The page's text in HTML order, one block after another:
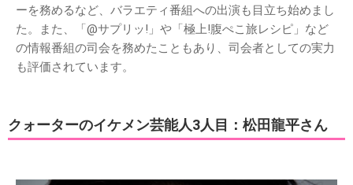
ーを務めるなど、バラエティ番組への出演も目立ち始めまし
た。また、「@サプリッ!」や「極上!腹ぺこ旅レシピ」など
の情報番組の司会を務めたこともあり、司会者としての実力
も評価されています。
クォーターのイケメン芸能人3人目：松田龍平さん